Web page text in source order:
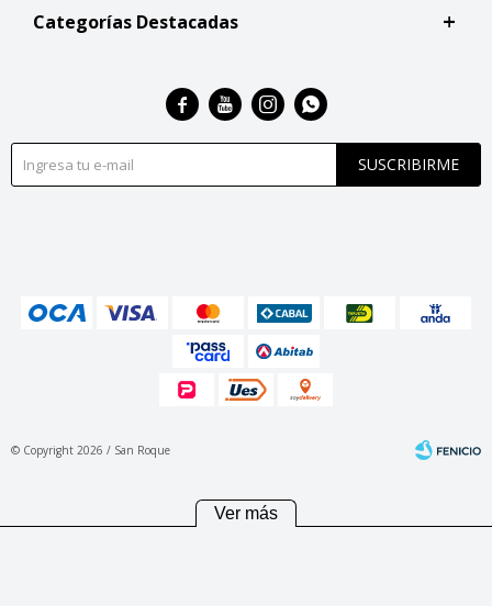
Categorías Destacadas
SUSCRIBIRME
   
© Copyright 2026 / San Roque
Ver más